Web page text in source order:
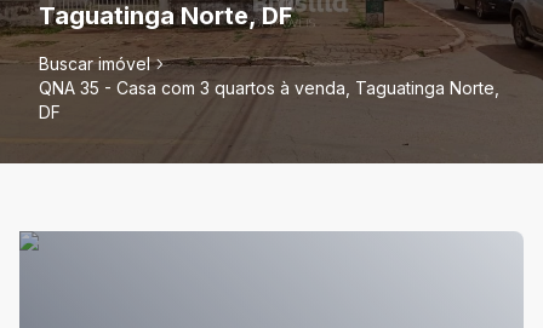
Taguatinga Norte, DF
Buscar imóvel
QNA 35 - Casa com 3 quartos à venda, Taguatinga Norte,
DF